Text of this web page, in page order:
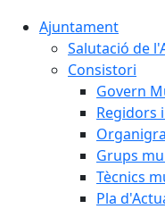
Ajuntament
Salutació de
Consistori
Govern
Regidors
Grups
Tècnics
Pla